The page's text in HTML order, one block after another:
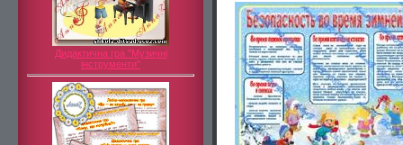
Дидактична гра "Музичні
інструменти"